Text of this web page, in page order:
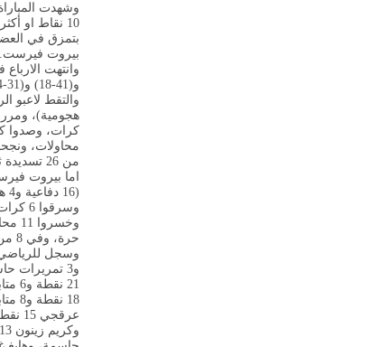
وشهدت
10 نقاط او
بتمزق في
بيروت فيرست.
و(41-18) و(31-24) و(35-25).
من 26 تسديدة ثلاثية.
حرة، وفي 8 من 22 تسديدة ثلاثية.
و3 تمريرات
21